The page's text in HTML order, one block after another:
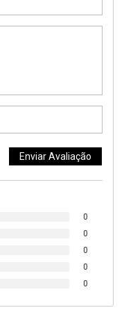
0
0
0
0
0